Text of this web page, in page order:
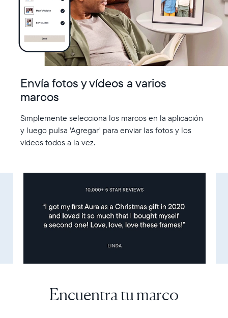
Envía fotos y vídeos a varios
marcos
Simplemente selecciona los marcos en la aplicación
y luego pulsa 'Agregar' para enviar las fotos y los
videos todos a la vez.
Encuentra tu marco